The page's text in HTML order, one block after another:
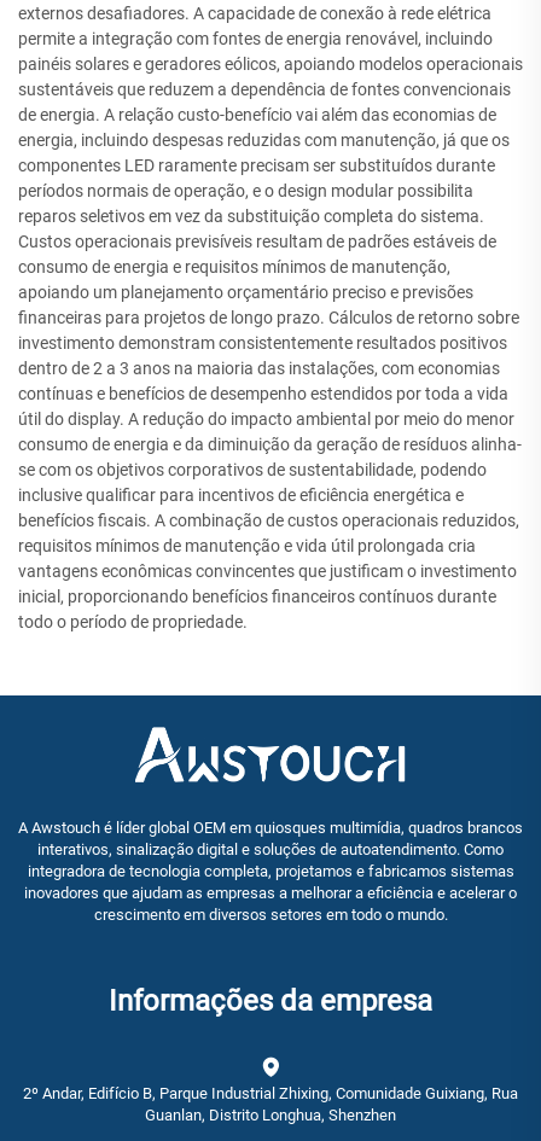
externos desafiadores. A capacidade de conexão à rede elétrica
permite a integração com fontes de energia renovável, incluindo
painéis solares e geradores eólicos, apoiando modelos operacionais
sustentáveis que reduzem a dependência de fontes convencionais
de energia. A relação custo-benefício vai além das economias de
energia, incluindo despesas reduzidas com manutenção, já que os
componentes LED raramente precisam ser substituídos durante
períodos normais de operação, e o design modular possibilita
reparos seletivos em vez da substituição completa do sistema.
Custos operacionais previsíveis resultam de padrões estáveis de
consumo de energia e requisitos mínimos de manutenção,
apoiando um planejamento orçamentário preciso e previsões
financeiras para projetos de longo prazo. Cálculos de retorno sobre
investimento demonstram consistentemente resultados positivos
dentro de 2 a 3 anos na maioria das instalações, com economias
contínuas e benefícios de desempenho estendidos por toda a vida
útil do display. A redução do impacto ambiental por meio do menor
consumo de energia e da diminuição da geração de resíduos alinha-
se com os objetivos corporativos de sustentabilidade, podendo
inclusive qualificar para incentivos de eficiência energética e
benefícios fiscais. A combinação de custos operacionais reduzidos,
requisitos mínimos de manutenção e vida útil prolongada cria
vantagens econômicas convincentes que justificam o investimento
inicial, proporcionando benefícios financeiros contínuos durante
todo o período de propriedade.
A Awstouch é líder global OEM em quiosques multimídia, quadros brancos
interativos, sinalização digital e soluções de autoatendimento. Como
integradora de tecnologia completa, projetamos e fabricamos sistemas
inovadores que ajudam as empresas a melhorar a eficiência e acelerar o
crescimento em diversos setores em todo o mundo.
Informações da empresa
2º Andar, Edifício B, Parque Industrial Zhixing, Comunidade Guixiang, Rua
Guanlan, Distrito Longhua, Shenzhen